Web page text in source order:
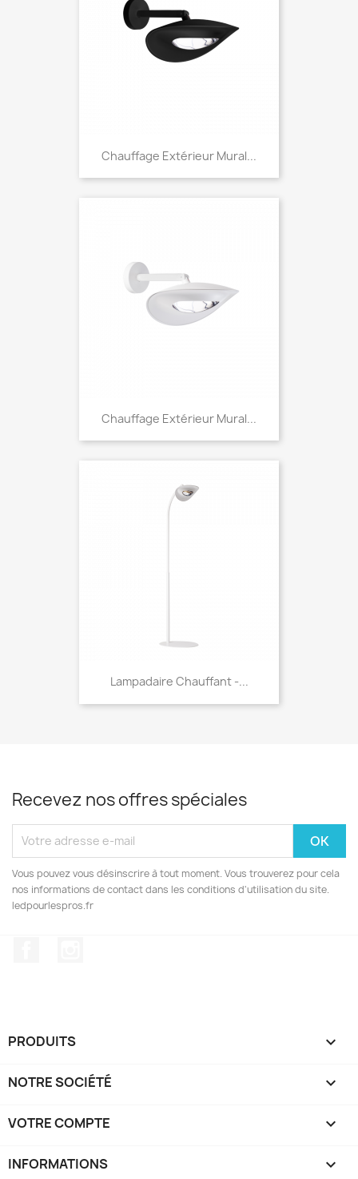
Chauffage Extérieur Mural...
Chauffage Extérieur Mural...
Lampadaire Chauffant -...
Recevez nos offres spéciales
Vous pouvez vous désinscrire à tout moment. Vous trouverez pour cela
nos informations de contact dans les conditions d'utilisation du site.
ledpourlespros.fr
PRODUITS 
NOTRE SOCIÉTÉ 
VOTRE COMPTE 
INFORMATIONS keyboard_arrow_down